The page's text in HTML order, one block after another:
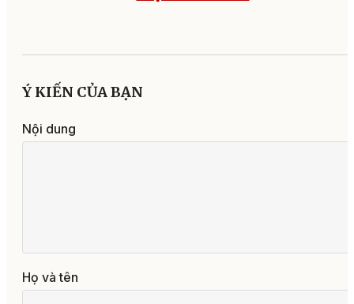
Ý KIẾN CỦA BẠN
Nội dung
Họ và tên